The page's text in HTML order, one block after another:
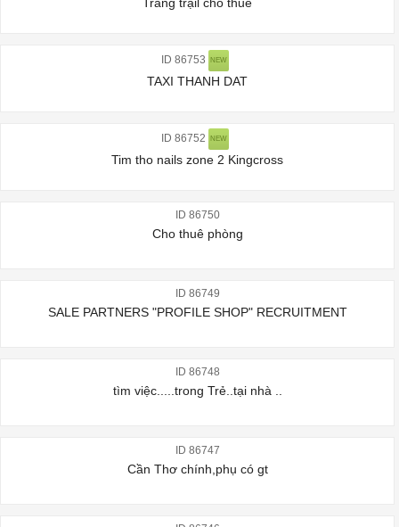
Trang trạil cho thuê
ID 86753 NEW
TAXI THANH DAT
ID 86752 NEW
Tim tho nails zone 2 Kingcross
ID 86750
Cho thuê phòng
ID 86749
SALE PARTNERS "PROFILE SHOP" RECRUITMENT
ID 86748
tìm việc.....trong Trẻ..tại nhà ..
ID 86747
Cần Thơ chính,phụ có gt